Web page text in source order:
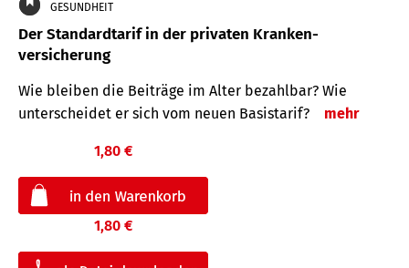
GESUNDHEIT
Der Standard­tarif in der privaten Kranken­
versicherung
Wie bleiben die Beiträge im Alter bezahlbar? Wie
unterscheidet er sich vom neuen Basistarif?
mehr
1,80 €
1,80 €